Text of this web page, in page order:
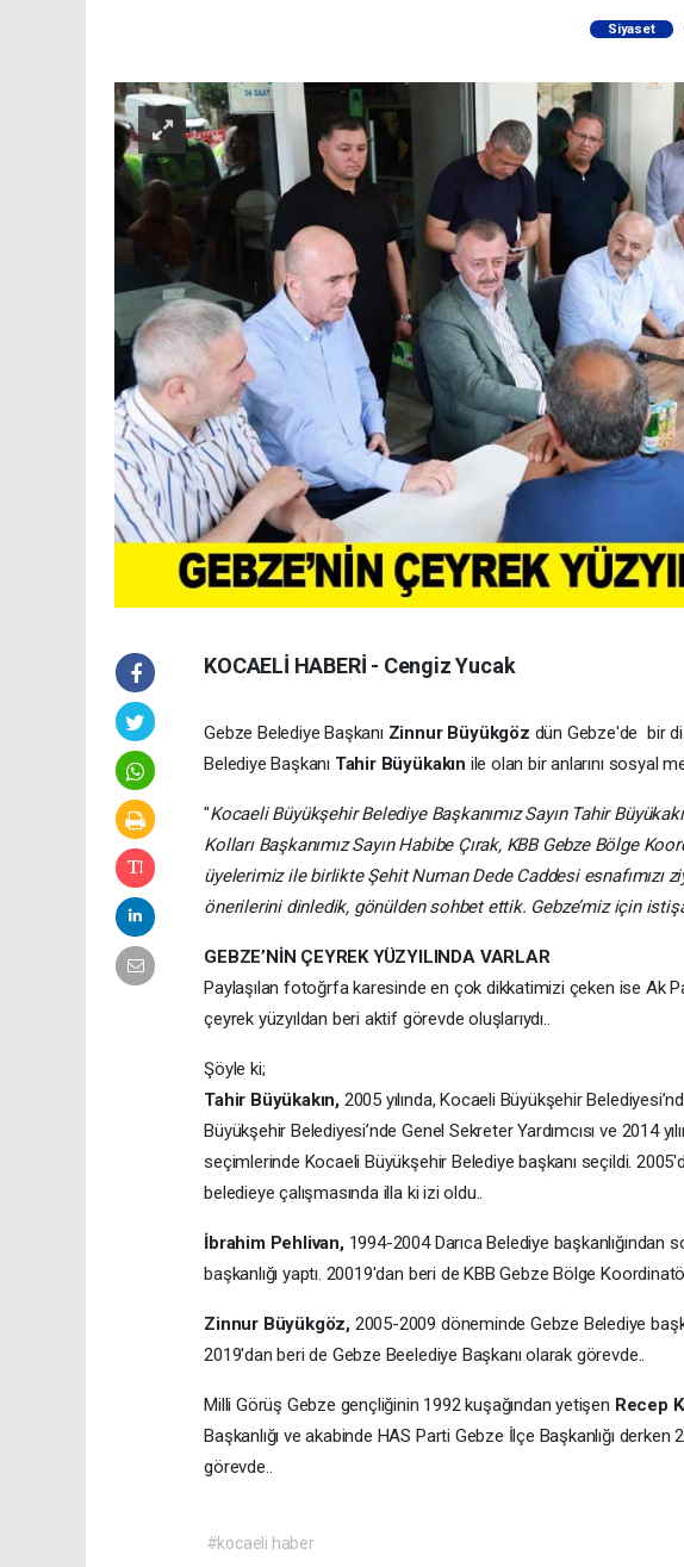
Siyaset
KOCAELİ HABERİ - Cengiz Yucak
Gebze Belediye Başkanı Zinnur Büyükgöz dün Gebze'de bir
Belediye Başkanı Tahir Büyükakın ile olan bir anlarını sosyal
"Kocaeli Büyükşehir Belediye Başkanımız Sayın Tahir
Kolları Başkanımız Sayın Habibe Çırak, KBB Gebze Bölge
üyelerimiz ile birlikte Şehit Numan Dede Caddesi esnafımızı
önerilerini dinledik, gönülden sohbet ettik. Gebze’miz için
GEBZE’NİN ÇEYREK YÜZYILINDA VARLAR
Paylaşılan fotoğrfa karesinde en çok dikkatimizi çeken ise Ak
çeyrek yüzyıldan beri aktif görevde oluşlarıydı..
Şöyle ki;
Tahir Büyükakın, 2005 yılında, Kocaeli Büyükşehir
Büyükşehir Belediyesi’nde Genel Sekreter Yardımcısı ve 2014
seçimlerinde Kocaeli Büyükşehir Belediye başkanı seçildi.
beledieye çalışmasında illa ki izi oldu..
İbrahim Pehlivan, 1994-2004 Darıca Belediye
başkanlığı yaptı. 20019'dan beri de KBB Gebze Bölge
Zinnur Büyükgöz, 2005-2009 döneminde Gebze Belediye
2019'dan beri de Gebze Beelediye Başkanı olarak görevde..
Milli Görüş Gebze gençliğinin 1992 kuşağından yetişen Recep
Başkanlığı ve akabinde HAS Parti Gebze İlçe Başkanlığı
görevde..
#kocaeli haber